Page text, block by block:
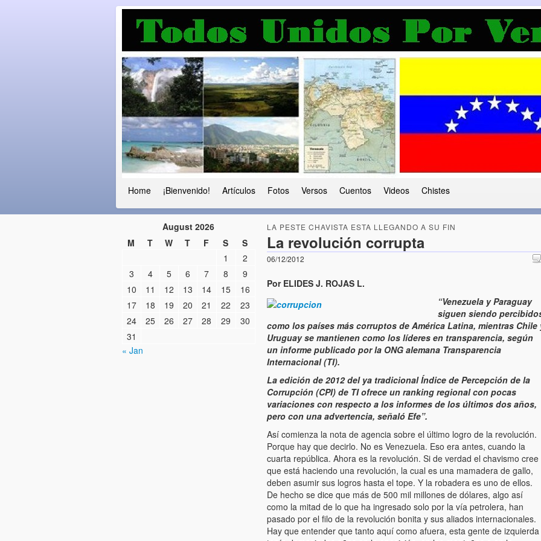
Luchando por la Democracia
Fuera el chavismo, la peor peste que le ha caido a esta tierra
Home ¡Bienvenido! Artículos Fotos Versos Cuentos Videos Chistes
LA PESTE CHAVISTA ESTA LLEGANDO A SU FIN
La revolución corrupta
06/12/2012
Por ELIDES J. ROJAS L.
“Venezuela y Paraguay
siguen siendo
como los países más corruptos de América Latina, mientras Chile
Uruguay se mantienen como los líderes en transparencia, según
un informe publicado por la ONG alemana Transparencia
Internacional (TI).
La edición de 2012 del ya tradicional Índice de Percepción de la
Corrupción (CPI) de TI ofrece un ranking regional con pocas
variaciones con respecto a los informes de los últimos dos años,
pero con una advertencia, señaló Efe”.
Así comienza la nota de agencia sobre el último logro de la revolución.
Porque hay que decirlo. No es Venezuela. Eso era antes, cuando la
cuarta república. Ahora es la revolución. Si de verdad el chavismo cree
que está haciendo una revolución, la cual es una mamadera de gallo,
deben asumir sus logros hasta el tope. Y la robadera es uno de ellos.
De hecho se dice que más de 500 mil millones de dólares, algo así
como la mitad de lo que ha ingresado solo por la vía petrolera, han
pasado por el filo de la revolución bonita y sus aliados internacionales.
Hay que entender que tanto aquí como afuera, esta gente de izquierda
August 2026
M
T W T F S
S
1
2
3
4 5 6 7 8
9
10
11 12 13 14 15
16
17
18 19 20 21 22
23
24
25 26 27 28 29
30
31
« Jan